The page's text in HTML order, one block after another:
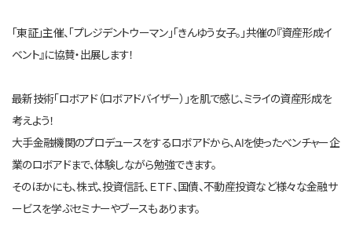
「東証」主催、「プレジデントウーマン」「きんゆう女子。」共催の『資産形成イ
ベント』に協賛・出展します！
最新技術「ロボアド（ロボアドバイザー）」を肌で感じ、ミライの資産形成を
考えよう！
大手金融機関のプロデュースをするロボアドから、AIを使ったベンチャー企
業のロボアドまで、体験しながら勉強できます。
そのほかにも、株式、投資信託、ＥＴＦ、国債、不動産投資など様々な金融サ
ービスを学ぶセミナーやブースもあります。